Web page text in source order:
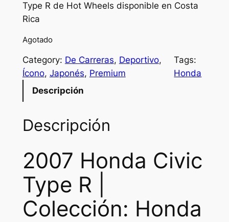
Type R de Hot Wheels disponible en Costa
Rica
Agotado
Category: De Carreras, Deportivo
Ícono, Japonés, Premium
Tags:
Honda
Descripción
Descripción
2007 Honda Civic
Type R |
Colección: Honda